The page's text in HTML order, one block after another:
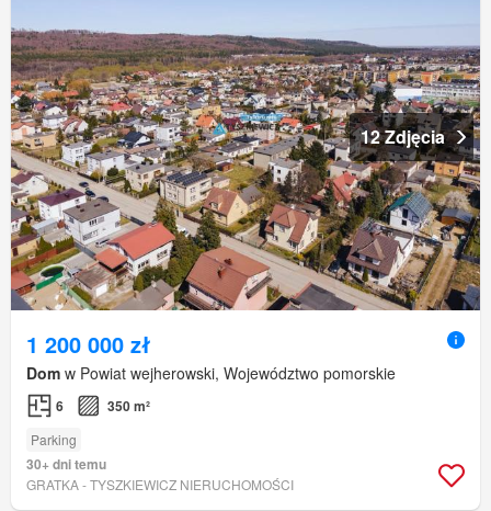
12 Zdjęcia
1 200 000 zł
Dom w Powiat wejherowski, Województwo pomorskie
6 350 m²
Parking
30+ dni temu
GRATKA - TYSZKIEWICZ NIERUCHOMOŚCI